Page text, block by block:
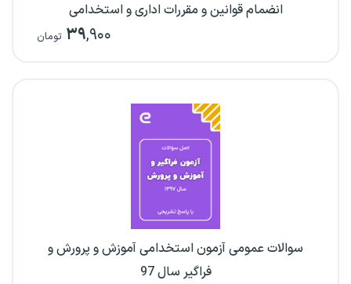
انضمام قوانین و مقررات اداری و استخدامی
۳۹,۹۰۰ تومان
سوالات عمومی آزمون استخدامی آموزش و پرورش و
فراگیر سال 97